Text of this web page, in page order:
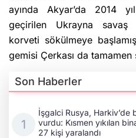
ayında Akyar’da 2014
geçirilen Ukrayna
korveti sökülmeye
gemisi Çerkası da tamamen
Son Haberler
İşgalci Rusya, Harkiv’de
vurdu: Kısmen yıkılan
27 kişi yaralandı